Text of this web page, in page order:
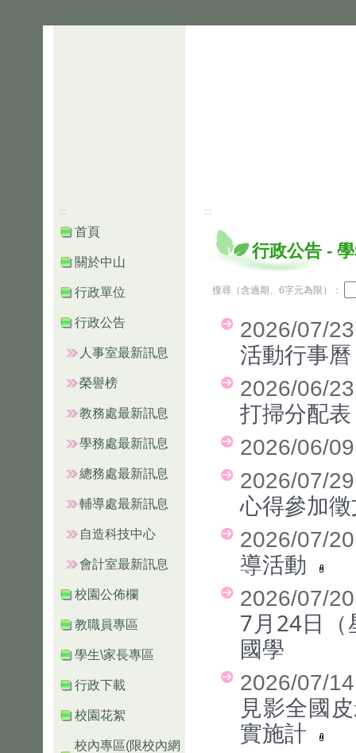
:::
首頁
關於中山
行政單位
行政公告
人事室最新訊息
榮譽榜
教務處最新訊息
學務處最新訊息
總務處最新訊息
輔導處最新訊息
自造科技中心
會計室最新訊息
校園公佈欄
教職員專區
學生\家長專區
行政下載
校園花絮
校內專區(限校內網
:::
行政公告 -
搜尋（含過期、6字元為限）：
2026/07/
活動行事
2026/06/
打掃分配表
2026/06/
2026/07/
心得參加
2026/07/
導活動
2026/07/
7月24日（
國學
2026/07/
見影全國
實施計